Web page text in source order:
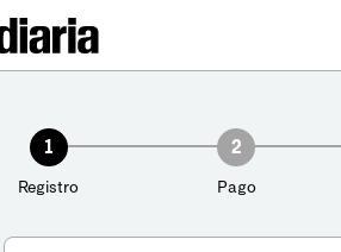
1
Registro
2
Pago